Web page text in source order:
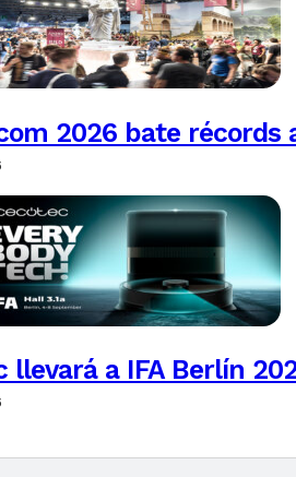
2026 bate récords
llevará a IFA Berlín